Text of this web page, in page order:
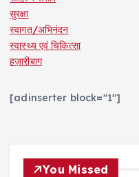
सुरक्षा
स्वागत/अभिनंदन
स्वास्थ्य एवं चिकित्सा
हज़ारीबाग
[adinserter block="1"]
You Missed